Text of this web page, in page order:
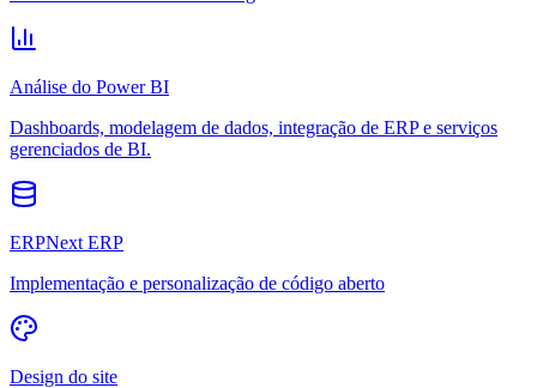
Análise do Power BI
Dashboards, modelagem de dados, integração de ERP e serviços
gerenciados de BI.
ERPNext ERP
Implementação e personalização de código aberto
Design do site